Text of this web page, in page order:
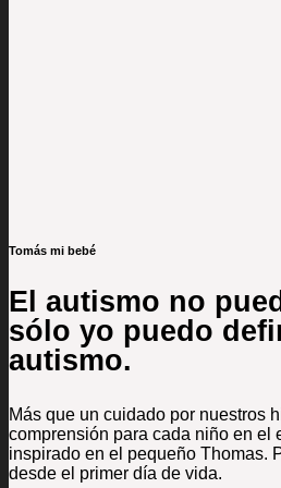
Tomás mi bebé
El autismo no
sólo yo puedo
autismo.
Más que un cuidado por nuestros
comprensión para cada niño en el
inspirado en el pequeño Thomas.
desde el primer día de vida.